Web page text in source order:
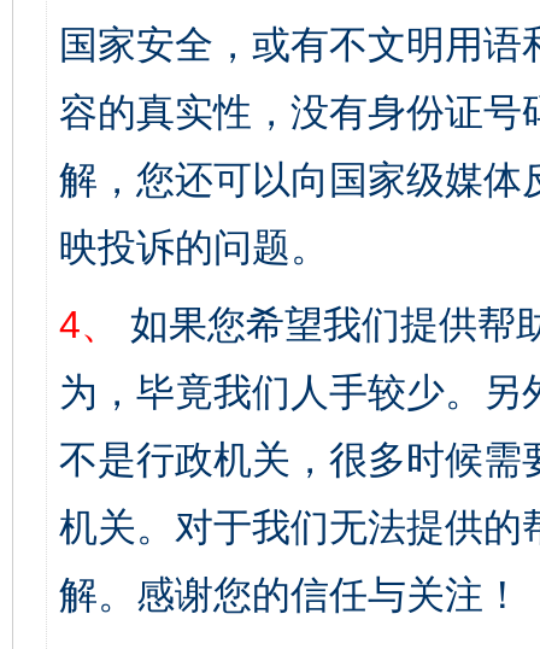
国家安全，或有不文明用
容的真实性，没有身份证
解，您还可以向国家级媒
映投诉的问题。
4、
如果您希望我们提供帮
为，毕竟我们人手较少。
不是行政机关，很多时候
机关。对于我们无法提供
解。感谢您的信任与关注！